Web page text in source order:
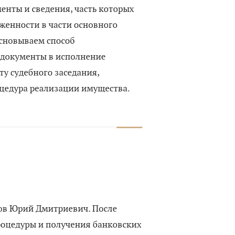
и сведения, часть которых
в части основного
способ
в исполнение
судебного заседания,
реализации имущества.
Юрий Дмитриевич. После
и получения банковских